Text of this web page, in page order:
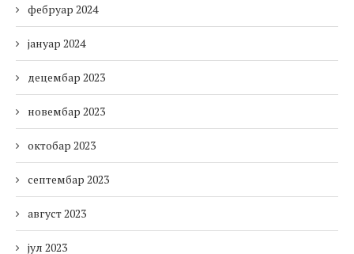
фебруар 2024
јануар 2024
децембар 2023
новембар 2023
октобар 2023
септембар 2023
август 2023
јул 2023